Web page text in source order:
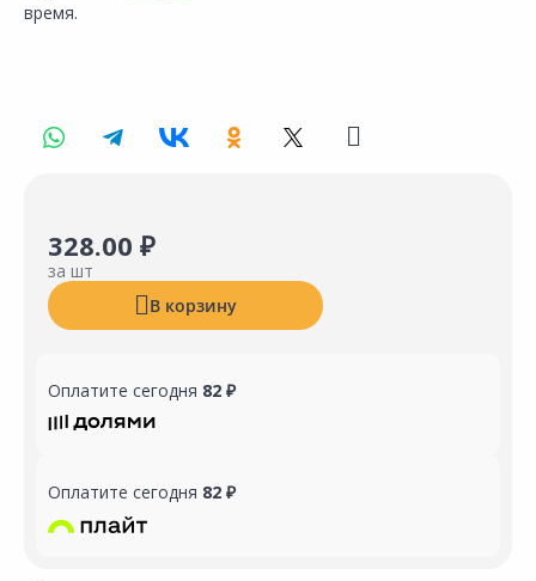
время.
328.00 ₽
за шт
В корзину
Оплатите сегодня 82 ₽
Оплатите сегодня 82 ₽